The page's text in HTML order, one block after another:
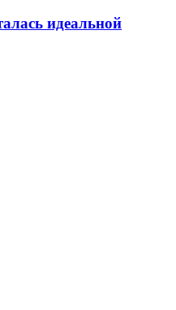
идеальной